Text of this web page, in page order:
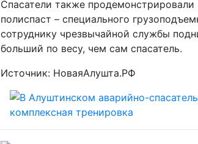
Спасатели также
полиспаст – специального
сотруднику чрезвычайной службы
больший по весу, чем сам спасатель.
Источник: НоваяАлушта.РФ